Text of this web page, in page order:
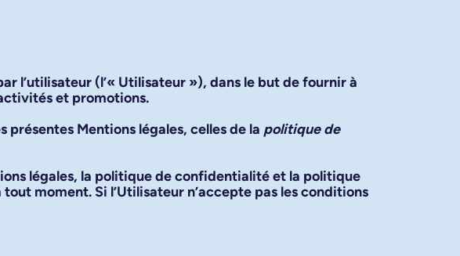
l’utilisateur (l’« Utilisateur »), dans le but de fournir à
et promotions.
Mentions légales, celles de la politique de
légales, la politique de confidentialité et la politique
moment. Si l’Utilisateur n’accepte pas les conditions